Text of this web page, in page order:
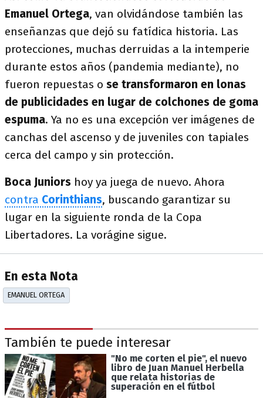
Emanuel Ortega, van olvidándose también las
enseñanzas que dejó su fatídica historia. Las
protecciones, muchas derruidas a la intemperie
durante estos años (pandemia mediante), no
fueron repuestas o se transformaron en lonas
de publicidades en lugar de colchones de goma
espuma. Ya no es una excepción ver imágenes de
canchas del ascenso y de juveniles con tapiales
cerca del campo y sin protección.
Boca Juniors hoy ya juega de nuevo. Ahora
contra Corinthians, buscando garantizar su
lugar en la siguiente ronda de la Copa
Libertadores. La vorágine sigue.
En esta Nota
EMANUEL ORTEGA
También te puede interesar
"No me corten el pie", el nuevo
libro de Juan Manuel Herbella
que relata historias de
superación en el fútbol